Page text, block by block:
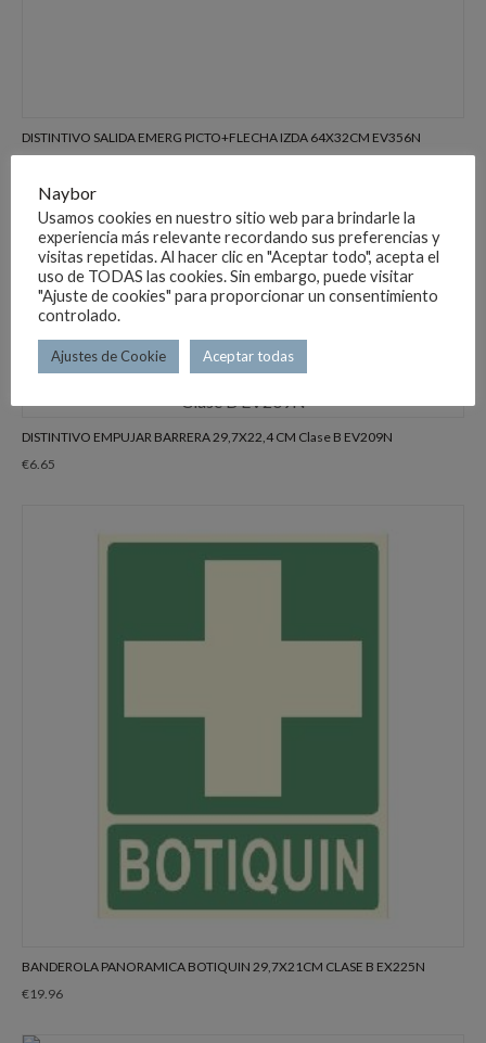
DISTINTIVO SALIDA EMERG PICTO+FLECHA IZDA 64X32CM EV356N
DISTINTIVO BOTIQUIN 29,7X21CM CLASE B EX225N
7.87
DISTINTIVO EMPUJAR BARRERA 29,7X22,4 CM Clase B EV209N
€6.65
BANDEROLA PANORAMICA BOTIQUIN 29,7X21CM CLASE B EX225N
€19.96
Naybor
Usamos cookies en nuestro sitio web para brindarle la
experiencia más relevante recordando sus preferencias y
visitas repetidas. Al hacer clic en "Aceptar todo", acepta el
uso de TODAS las cookies. Sin embargo, puede visitar
"Ajuste de cookies" para proporcionar un consentimiento
controlado.
Ajustes de Cookie Aceptar todas